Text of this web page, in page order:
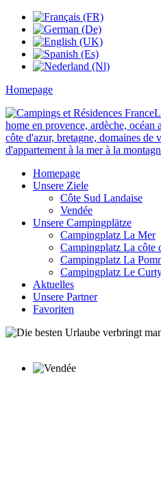
Homepage
Homepage
Unsere Ziele
Côte Sud Landaise
Vendée
Unsere Campingplätze
Campingplatz La Mer
Campingplatz La côte
Campingplatz La
Campingplatz Le
Aktuelles
Unsere Partner
Favoriten